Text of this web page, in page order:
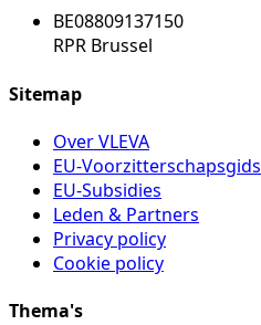
BE08809137150
RPR Brussel
Sitemap
Over VLEVA
EU-Voorzitterschapsgids
EU-Subsidies
Leden & Partners
Privacy policy
Cookie policy
Thema's